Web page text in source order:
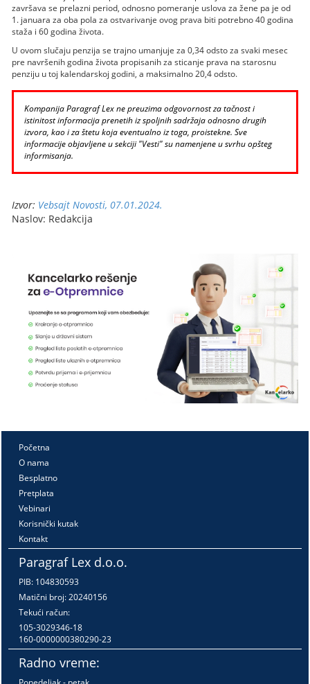
završava se prelazni period, odnosno pomeranje uslova za žene pa je od
1. januara za oba pola za ostvarivanje ovog prava biti potrebno 40 godina
staža i 60 godina života.
U ovom slučaju penzija se trajno umanjuje za 0,34 odsto za svaki mesec
pre navršenih godina života propisanih za sticanje prava na starosnu
penziju u toj kalendarskoj godini, a maksimalno 20,4 odsto.
Kompanija Paragraf Lex ne preuzima odgovornost za tačnost i
istinitost informacija prenetih iz spoljnih sadržaja odnosno drugih
izvora, kao i za štetu koja eventualno iz toga, proistekne. Sve
informacije objavljene u sekciji "Vesti" su namenjene u svrhu opšteg
informisanja.
Izvor: Vebsajt Novosti, 07.01.2024.
Naslov: Redakcija
Početna
O nama
Besplatno
Pretplata
Vebinari
Korisnički kutak
Kontakt
Paragraf Lex d.o.o.
PIB: 104830593
Matični broj: 20240156
Tekući račun:
105-3029346-18
160-0000000380290-23
Radno vreme: